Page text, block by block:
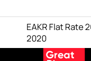
EAKR Flat Rate
2020